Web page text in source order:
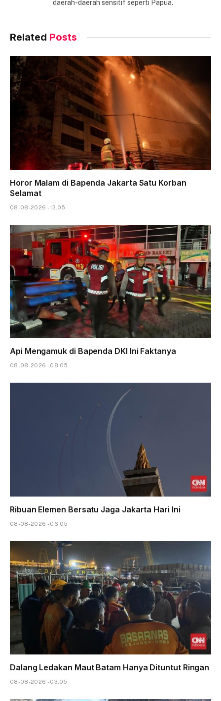
daerah-daerah sensitif seperti Papua.
Related Posts
Horor Malam di Bapenda Jakarta Satu Korban
Selamat
08-08-2026 - 13.05
Api Mengamuk di Bapenda DKI Ini Faktanya
08-08-2026 - 08.05
Ribuan Elemen Bersatu Jaga Jakarta Hari Ini
08-08-2026 - 06.05
Dalang Ledakan Maut Batam Hanya Dituntut Ringan
08-08-2026 - 03.05